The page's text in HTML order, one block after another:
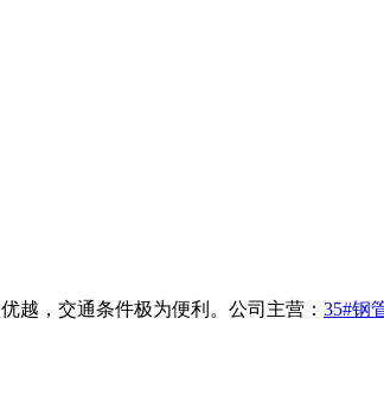
越，交通条件极为便利。公司主营： 35#钢